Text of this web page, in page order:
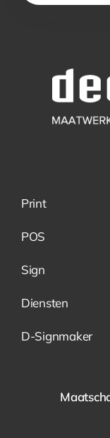
Print
POS
Sign
Diensten
D-Signmaker